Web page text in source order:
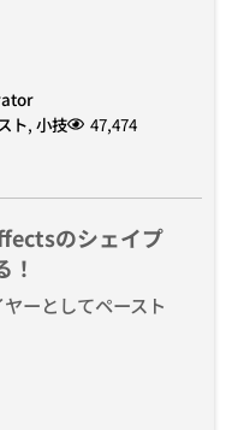
ト, 小技 47,474
のシェイプ
！
ーとしてペースト